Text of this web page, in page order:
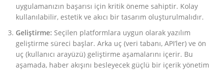
uygulamanızın başarısı için kritik öneme sahiptir. Kolay
kullanılabilir, estetik ve akıcı bir tasarım oluşturulmalıdır.
Geliştirme: Seçilen platformlara uygun olarak yazılım
geliştirme süreci başlar. Arka uç (veri tabanı, API’ler) ve ön
uç (kullanıcı arayüzü) geliştirme aşamalarını içerir. Bu
aşamada, haber akışını besleyecek güçlü bir içerik yönetim